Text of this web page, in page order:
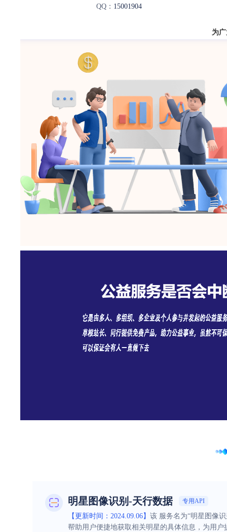
QQ： 15001904
为
明星图像识别-天行数据 专用API
【更新时间：2024.09.06】 该 服务名为“明星图像
帮助用户便捷地获取相关明星的具体信息，为用